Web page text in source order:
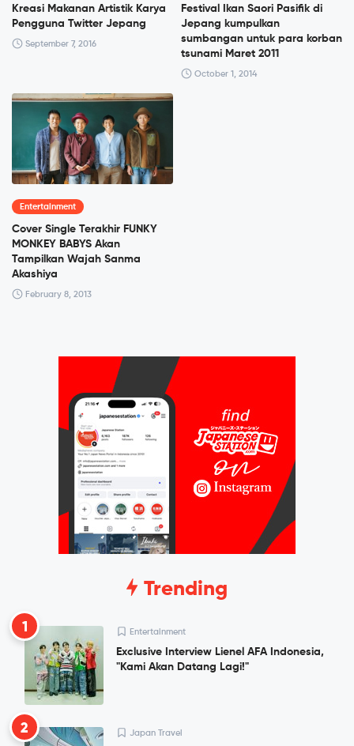
Kreasi Makanan Artistik Karya
Pengguna Twitter Jepang
September 7, 2016
Festival Ikan Saori Pasifik di
Jepang kumpulkan
sumbangan untuk para korban
tsunami Maret 2011
October 1, 2014
Entertainment
Cover Single Terakhir FUNKY
MONKEY BABYS Akan
Tampilkan Wajah Sanma
Akashiya
February 8, 2013
Trending
1 Entertainment
Exclusive Interview Lienel AFA Indonesia,
"Kami Akan Datang Lagi!"
2 Japan Travel